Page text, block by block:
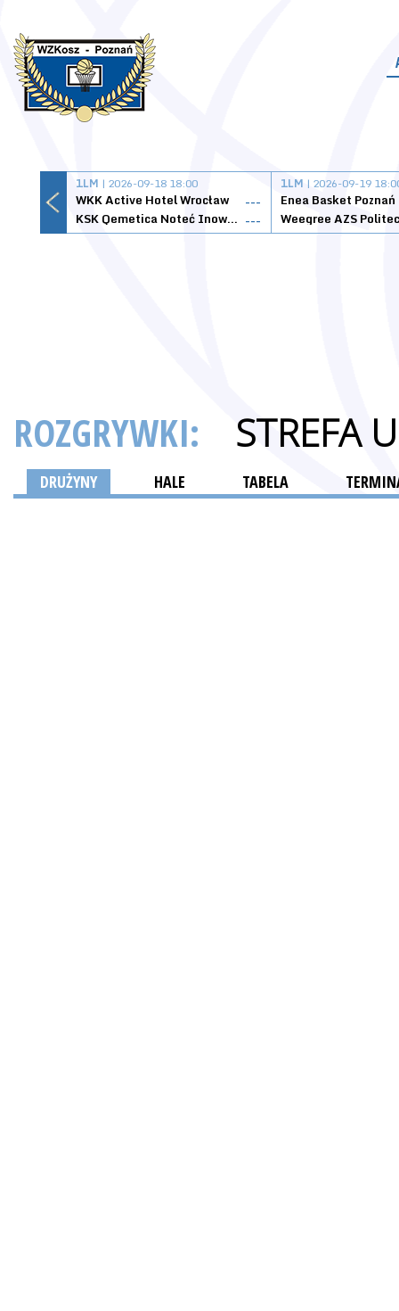
1LM | 2026-09-18 18:00
WKK Active Hotel Wrocław
---
KSK Qemetica Noteć Inowrocław ---
1LM | 2026-09-19
Enea Basket Poznań
ROZGRYWKI: STREFA
DRUŻYNY HALE TABELA